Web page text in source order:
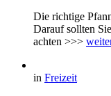
Die richtige
Darauf sollten
achten >>>
in Freizeit